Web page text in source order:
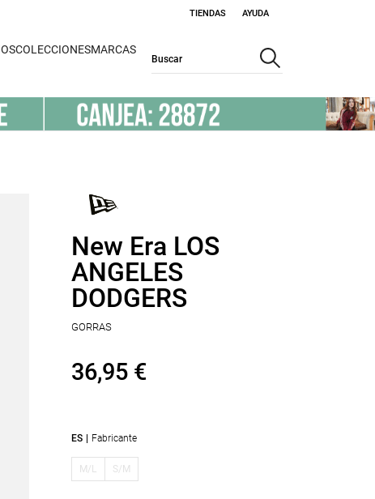
TIENDAS AYUDA
COLECCIONESMARCAS
New Era LOS
ANGELES
DODGERS
GORRAS
36,95 €
ES Fabricante
M/L S/M